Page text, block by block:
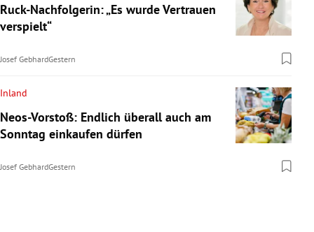
Ruck-Nachfolgerin: „Es wurde Vertrauen
verspielt“
Josef GebhardGestern
Inland
Neos-Vorstoß: Endlich überall auch am
Sonntag einkaufen dürfen
Josef GebhardGestern